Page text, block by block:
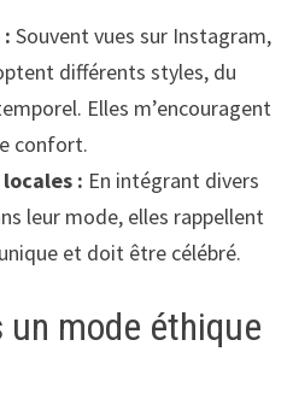
Souvent vues sur Instagram,
différents styles, du
Elles m’encouragent
confort.
: En intégrant divers
leur mode, elles rappellent
et doit être célébré.
un mode éthique